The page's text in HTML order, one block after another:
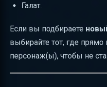
Галат.
Если вы подбираете
выбирайте тот, где
персонаж(ы), чтобы не